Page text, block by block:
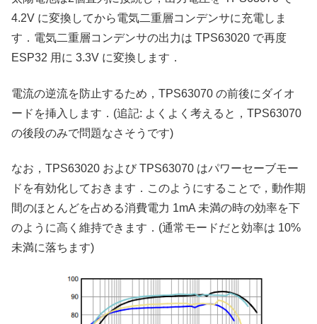
4.2V に変換してから電気二重層コンデンサに充電しま
す．電気二重層コンデンサの出力は TPS63020 で再度
ESP32 用に 3.3V に変換します．
電流の逆流を防止するため，TPS63070 の前後にダイオ
ードを挿入します．(追記: よくよく考えると，TPS63070
の後段のみで問題なさそうです)
なお，TPS63020 および TPS63070 はパワーセーブモー
ドを有効化しておきます．このようにすることで，動作期
間のほとんどを占める消費電力 1mA 未満の時の効率を下
のように高く維持できます．(通常モードだと効率は 10%
未満に落ちます)